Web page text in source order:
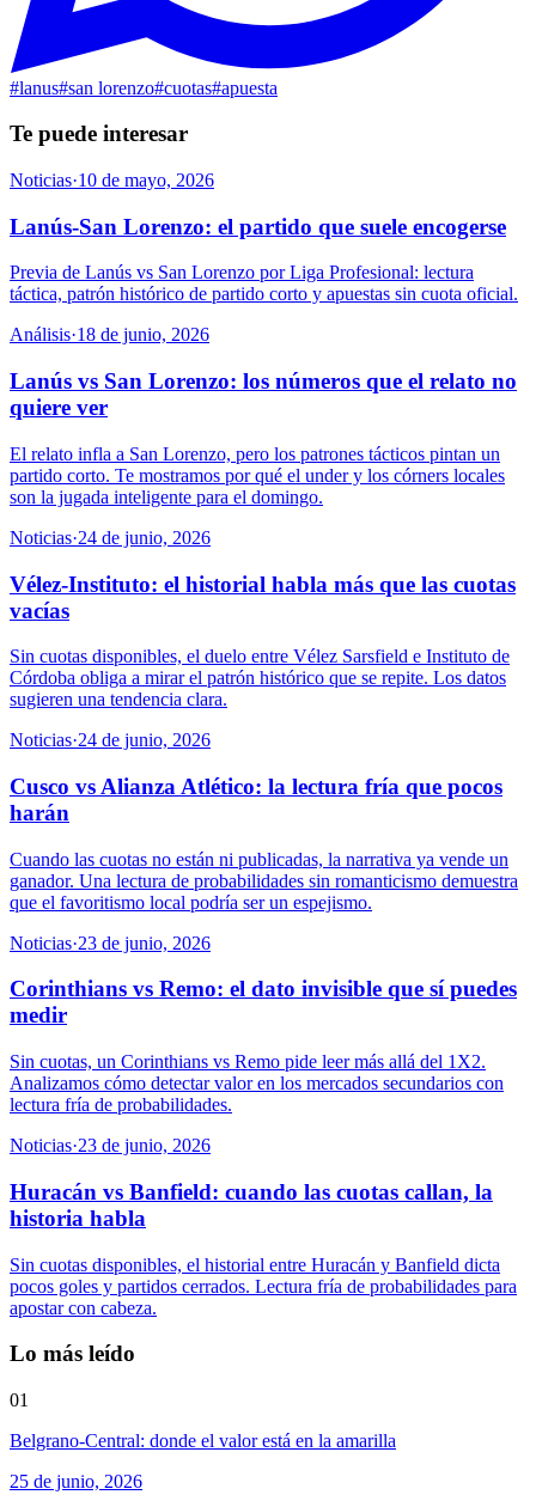
#lanus#san lorenzo#cuotas#apuesta
Te puede interesar
Noticias·10 de mayo, 2026
Lanús-San Lorenzo: el partido que suele encogerse
Previa de Lanús vs San Lorenzo por Liga Profesional: lectura
táctica, patrón histórico de partido corto y apuestas sin cuota oficial.
Análisis·18 de junio, 2026
Lanús vs San Lorenzo: los números que el relato no
quiere ver
El relato infla a San Lorenzo, pero los patrones tácticos pintan un
partido corto. Te mostramos por qué el under y los córners locales
son la jugada inteligente para el domingo.
Noticias·24 de junio, 2026
Vélez-Instituto: el historial habla más que las cuotas
vacías
Sin cuotas disponibles, el duelo entre Vélez Sarsfield e Instituto de
Córdoba obliga a mirar el patrón histórico que se repite. Los datos
sugieren una tendencia clara.
Noticias·24 de junio, 2026
Cusco vs Alianza Atlético: la lectura fría que pocos
harán
Cuando las cuotas no están ni publicadas, la narrativa ya vende un
ganador. Una lectura de probabilidades sin romanticismo demuestra
que el favoritismo local podría ser un espejismo.
Noticias·23 de junio, 2026
Corinthians vs Remo: el dato invisible que sí puedes
medir
Sin cuotas, un Corinthians vs Remo pide leer más allá del 1X2.
Analizamos cómo detectar valor en los mercados secundarios con
lectura fría de probabilidades.
Noticias·23 de junio, 2026
Huracán vs Banfield: cuando las cuotas callan, la
historia habla
Sin cuotas disponibles, el historial entre Huracán y Banfield dicta
pocos goles y partidos cerrados. Lectura fría de probabilidades para
apostar con cabeza.
Lo más leído
01
Belgrano-Central: donde el valor está en la amarilla
25 de junio, 2026